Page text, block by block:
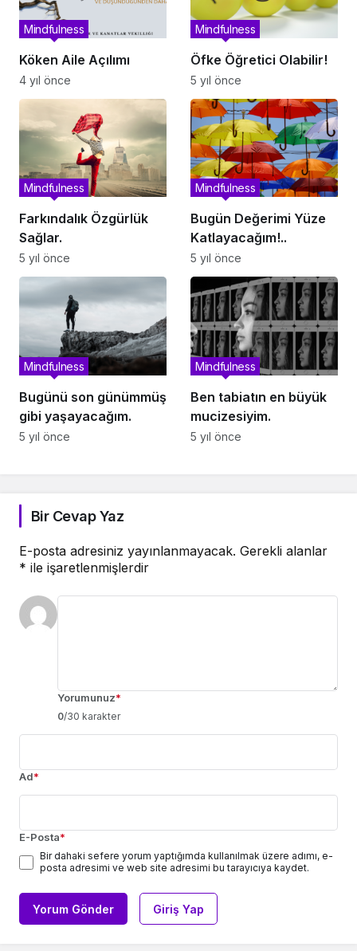
Köken Aile Açılımı
Mindfulness
4 yıl önce
Öfke Öğretici Olabilir!
Mindfulness
5 yıl önce
Farkındalık Özgürlük
Sağlar.
Mindfulness
5 yıl önce
Bugün Değerimi Yüze
Katlayacağım!..
Mindfulness
5 yıl önce
Bugünü son günümmüş
gibi yaşayacağım.
Mindfulness
5 yıl önce
Ben tabiatın en büyük
mucizesiyim.
Mindfulness
5 yıl önce
Bir Cevap Yaz
E-posta adresiniz yayınlanmayacak. Gerekli alanlar
* ile işaretlenmişlerdir
Yorumunuz*
0/30 karakter
Ad*
E-Posta*
Bir dahaki sefere yorum yaptığımda kullanılmak üzere adımı, e-
posta adresimi ve web site adresimi bu tarayıcıya kaydet.
Yorum Gönder Giriş Yap